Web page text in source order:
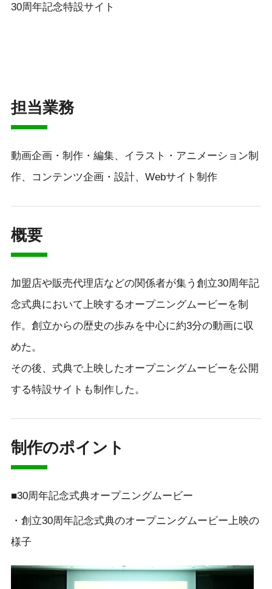
30周年記念特設サイト
担当業務
動画企画・制作・編集、イラスト・アニメーション制
作、コンテンツ企画・設計、Webサイト制作
概要
加盟店や販売代理店などの関係者が集う創立30周年記
念式典において上映するオープニングムービーを制
作。創立からの歴史の歩みを中心に約3分の動画に収
めた。
その後、式典で上映したオープニングムービーを公開
する特設サイトも制作した。
制作のポイント
■30周年記念式典オープニングムービー
・創立30周年記念式典のオープニングムービー上映の
様子